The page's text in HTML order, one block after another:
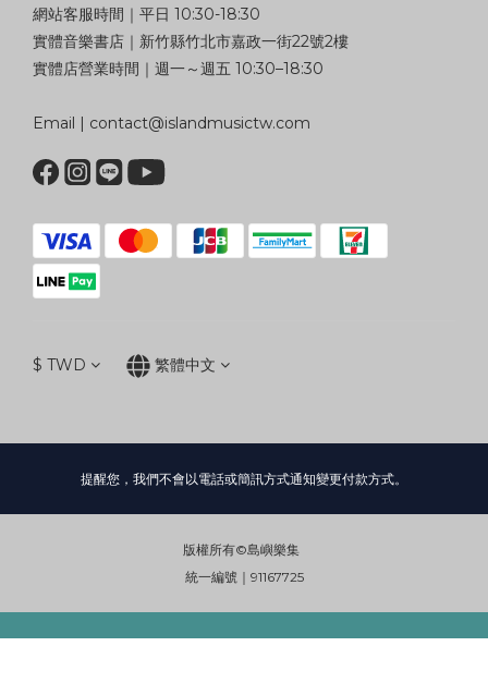
網站客服時間｜平日 10:30-18:30
實體音樂書店｜新竹縣竹北市嘉政一街22號2樓
實體店營業時間｜週一～週五 10:30–18:30
Email | contact@islandmusictw.com
$ TWD 繁體中文
提醒您，我們不會以電話或簡訊方式通知變更付款方式。
版權所有©島嶼樂集
統一編號｜91167725